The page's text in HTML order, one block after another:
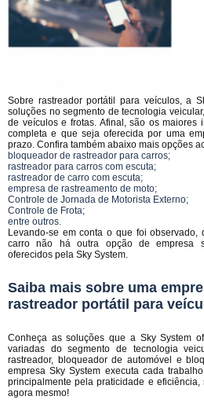
Sobre rastreador portátil para veículos, a
soluções no segmento de tecnologia
de veículos e frotas. Afinal, são os maiores
completa e que seja oferecida por uma
prazo. Confira também abaixo mais opções
bloqueador de rastreador para carros;
rastreador para carros com escuta;
rastreador de carro com escuta;
empresa de rastreamento de moto;
Controle de Jornada de Motorista Externo;
Controle de Frota;
entre outros.
Levando-se em conta o que foi
carro não há outra opção de empresa
oferecidos pela Sky System.
Saiba mais sobre uma
rastreador portátil para
Conheça as soluções que a Sky System
variadas do segmento de tecnologia
rastreador, bloqueador de automóvel e
empresa Sky System executa cada
principalmente pela praticidade e
agora mesmo!